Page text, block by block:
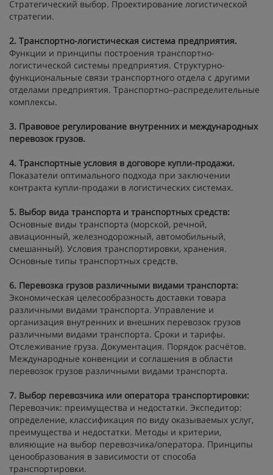
Стратегический выбор. Проектирование логистической
стратегии.
2. Транспортно-логистическая система предприятия.
Функции и принципы построения транспортно-
логистической системы предприятия. Структурно-
функциональные связи транспортного отдела с другими
отделами предприятия. Транспортно–распределительные
комплексы.
3. Правовое регулирование внутренних и международных
перевозок грузов.
4. Транспортные условия в договоре купли-продажи.
Показатели оптимального подхода при заключении
контракта купли-продажи в логистических системах.
5. Выбор вида транспорта и транспортных средств:
Основные виды транспорта (морской, речной,
авиационный, железнодорожный, автомобильный,
смешанный). Условия транспортировки, хранения.
Основные типы транспортных средств.
6. Перевозка грузов различными видами транспорта:
Экономическая целесообразность доставки товара
различными видами транспорта. Управление и
организация внутренних и внешних перевозок грузов
различными видами транспорта. Сроки и тарифы.
Отслеживание груза. Документация. Порядок расчётов.
Международные конвенции и соглашения в области
перевозок грузов различными видами транспорта.
7. Выбор перевозчика или оператора транспортировки:
Перевозчик: преимущества и недостатки. Экспедитор:
определение, классификация по виду оказываемых услуг,
преимущества и недостатки. Методы и критерии,
влияющие на выбор перевозчика/оператора. Принципы
ценообразования в зависимости от способа
транспортировки.